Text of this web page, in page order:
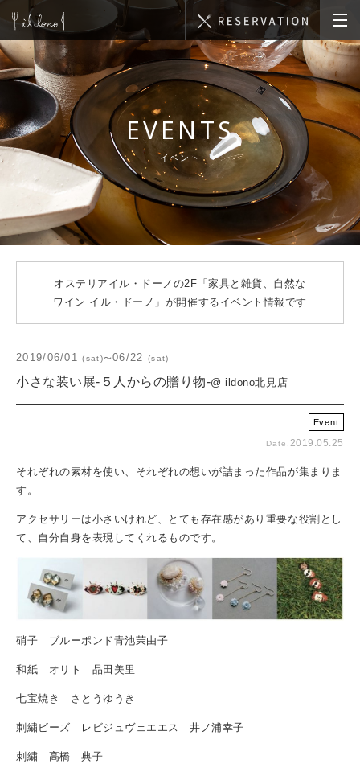
EVENTS
イベント
オステリアイル・ドーノの2F「家具と雑貨、自然な
ワイン イル・ドーノ」が開催するイベント情報です
2019/06/01 (sat)〜06/22 (sat)
小さな装い展-５人からの贈り物-@ ildono北見店
Event
Date. 2019.05.25
それぞれの素材を使い、それぞれの想いが詰まった作品が集まりま
す。
アクセサリーは小さいけれど、とても存在感があり重要な役割とし
て、自分自身を表現してくれるものです。
硝子 ブルーポンド青池茉由子
和紙 オリト 品田美里
七宝焼き さとうゆうき
刺繍ビーズ レビジュヴェエエス 井ノ浦幸子
刺繍 高橋 典子